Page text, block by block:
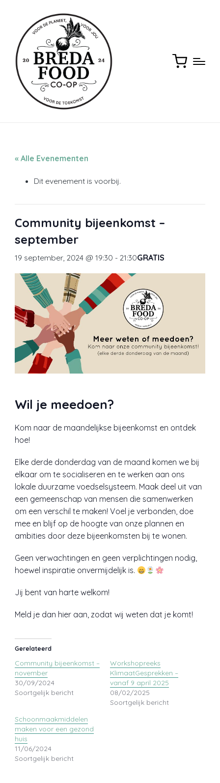
« Alle Evenementen
Dit evenement is voorbij.
Community bijeenkomst –
september
19 september, 2024 @ 19:30 - 21:30GRATIS
Wil je meedoen?
Kom naar de maandelijkse bijeenkomst en ontdek
hoe!
Elke derde donderdag van de maand komen we bij
elkaar om te socialiseren en te werken aan ons
lokale duurzame voedselsysteem. Maak deel uit van
een gemeenschap van mensen die samenwerken
om een ​​verschil te maken! Voel je verbonden, doe
mee en blijf op de hoogte van onze plannen en
ambities door deze bijeenkomsten bij te wonen.
Geen verwachtingen en geen verplichtingen nodig,
hoewel inspiratie onvermijdelijk is.
Jij bent van harte welkom!
Meld je dan hier aan, zodat wij weten dat je komt!
Gerelateerd
Community bijeenkomst –
november
30/09/2024
Soortgelijk bericht
Workshopreeks
KlimaatGesprekken –
vanaf 9 april 2025
08/02/2025
Soortgelijk bericht
Schoonmaakmiddelen
maken voor een gezond
huis
11/06/2024
Soortgelijk bericht